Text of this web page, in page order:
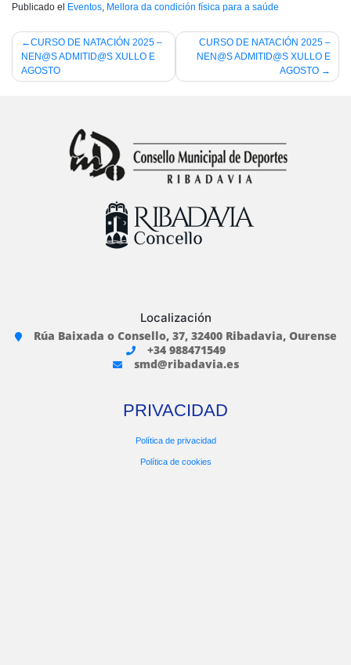
Publicado el Eventos, Mellora da condición física para a saúde
Navegación
de
entradas
CURSO DE NATACIÓN 2025 –
NEN@S ADMITID@S XULLO E
AGOSTO
CURSO DE NATACIÓN 2025 –
NEN@S ADMITID@S XULLO E
AGOSTO
Localización
Rúa Baixada o Consello, 37, 32400 Ribadavia, Ourense
+34 988471549
smd@ribadavia.es
PRIVACIDAD
Política de privacidad
Política de cookies